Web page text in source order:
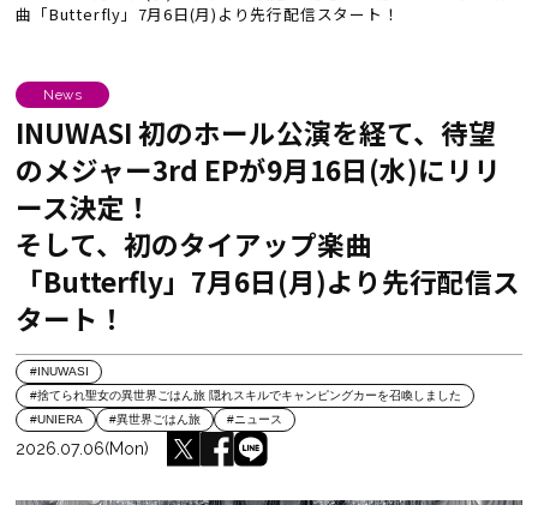
曲「Butterfly」7月6日(月)より先行配信スタート！
News
INUWASI 初のホール公演を経て、待望
のメジャー3rd EPが9月16日(水)にリリ
ース決定！
そして、初のタイアップ楽曲
「Butterfly」7月6日(月)より先行配信ス
タート！
#INUWASI
#捨てられ聖女の異世界ごはん旅 隠れスキルでキャンピングカーを召喚しました
#UNIERA
#異世界ごはん旅 #ニュース
2026.07.06(Mon)